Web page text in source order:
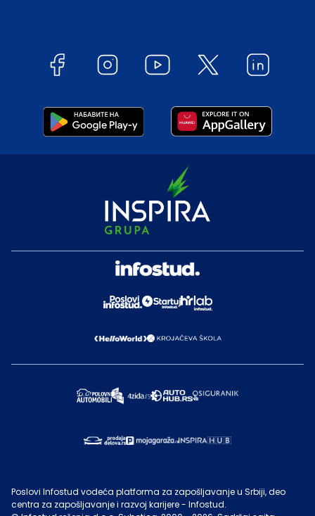
Poslovi Infostud vodeća platforma za zapošljavanje u Srbiji, deo
centra za zapošljavanje i razvoj karijere - Infostud.